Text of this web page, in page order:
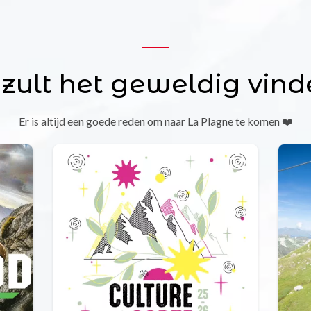
het geweldig
Er is altijd een goede reden om naar La Plagne te komen ❤️